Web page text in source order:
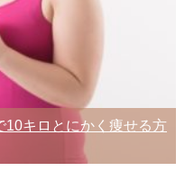
10キロとにかく痩せる方